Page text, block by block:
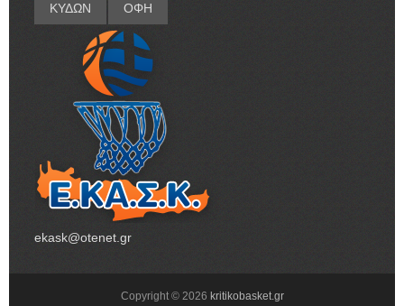
ΚΥΔΩΝ ΟΦΗ
ekask@otenet.gr
Copyright © 2026 kritikobasket.gr